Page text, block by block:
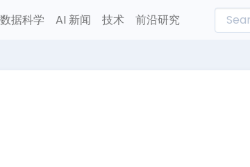
数据科学 AI 新闻 技术 前沿研究